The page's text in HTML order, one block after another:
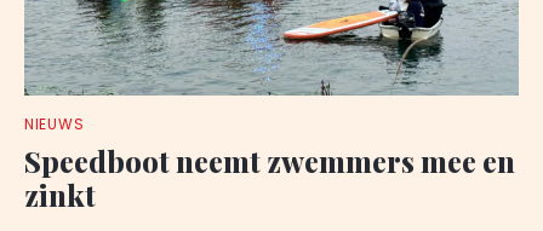
NIEUWS
Speedboot neemt zwemmers mee en
zinkt